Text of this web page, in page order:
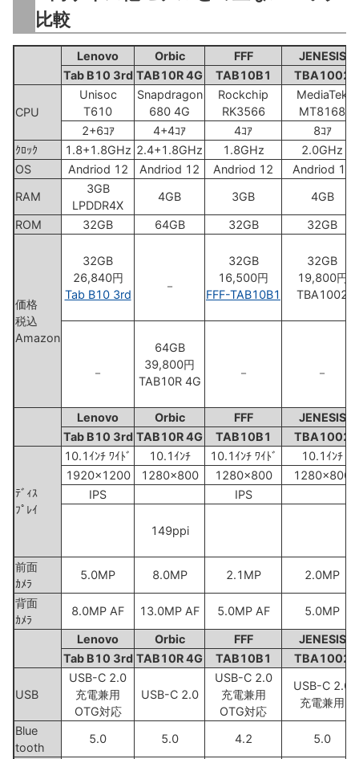
比較
Lenovo Orbic FFF
JENESIS
Tab B10 3rd TAB10R 4G TAB10B1 TBA1002
CPU
Unisoc
T610
Snapdragon
680 4G
Rockchip
RK3566
MediaTek
MT8168
2+6ｺｱ
4+4ｺｱ 4ｺｱ
8ｺｱ
ｸﾛｯｸ
1.8+1.8GHz 2.4+1.8GHz 1.8GHz
2.0GHz
OS
Andriod 12 Andriod 12 Andriod 12
Andriod 12
RAM
3GB
LPDDR4X
4GB 3GB 4GB
ROM 32GB 64GB 32GB 32GB
価格
税込
Amazon
32GB
26,840円
Tab B10 3rd
－
32GB
16,500円
FFF-TAB10B1
32GB
19,800円
TBA1002
－
64GB
39,800円
TAB10R 4G
－ －
Lenovo Orbic FFF
JENESIS
Tab B10 3rd TAB10R 4G TAB10B1 TBA1002
ﾃﾞｨｽ
ﾌﾟﾚｲ
10.1ｲﾝﾁ ﾜｲﾄﾞ 10.1ｲﾝﾁ 10.1ｲﾝﾁ ﾜｲﾄﾞ
10.1ｲﾝﾁ
1920x1200
1280x800 1280x800
1280x800
IPS
IPS
149ppi
前面
ｶﾒﾗ
5.0MP 8.0MP 2.1MP 2.0MP
背面
ｶﾒﾗ
8.0MP AF 13.0MP AF 5.0MP AF 5.0MP
Lenovo Orbic FFF
JENESIS
Tab B10 3rd TAB10R 4G TAB10B1 TBA1002
USB
USB-C 2.0
充電兼用
OTG対応
USB-C 2.0
USB-C 2.0
充電兼用
OTG対応
USB-C 2.0
充電兼用
Blue
tooth
5.0 5.0 4.2 5.0